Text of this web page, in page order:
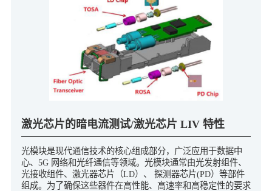
激光芯片的暗电流测试/激光芯片 LIV 特性
光模块是现代通信技术的核心组成部分，广泛应用于数据中
心、5G 网络和光纤通信等领域。光模块通常由光发射组件、
光接收组件、激光器芯片（LD）、 探测器芯片(PD）等部件
组成。为了确保这些器件在高性能、高速率和高稳定性的要求